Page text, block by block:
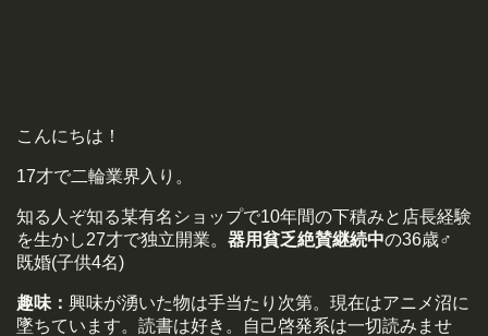
こんにちは！
17才で二輪業界入り。
知る人ぞ知る某有名ショップで10年間の下積みと店長経験
を生かし27才で独立開業。 器用貧乏絶賛継続中の36歳♂
既婚(子供4名)
趣味： 興味が湧いた物は手当たり次第。現在はアニメ沼に
墜ちています。読書は好き。自己啓発系は一切読みませ